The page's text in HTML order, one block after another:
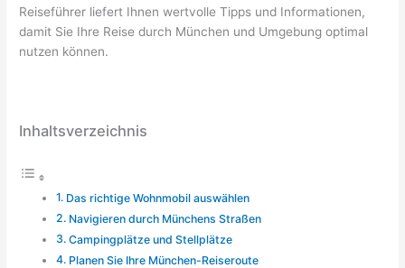
Reiseführer liefert Ihnen wertvolle Tipps und Informationen,
damit Sie Ihre Reise durch München und Umgebung optimal
nutzen können.
Inhaltsverzeichnis
Das richtige Wohnmobil auswählen
Navigieren durch Münchens Straßen
Campingplätze und Stellplätze
Planen Sie Ihre München-Reiseroute